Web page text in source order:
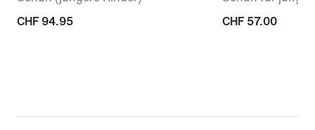
CHF 94.95
CHF 94.95
CHF 57.00
CHF 57.00